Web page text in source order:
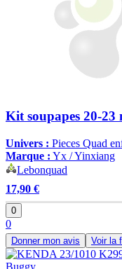
Kit soupapes 20-23
Univers : Pieces Quad
Marque : Yx / Yinxiang
Lebonquad
17,90 €
0
0
Donner mon avis Voir la